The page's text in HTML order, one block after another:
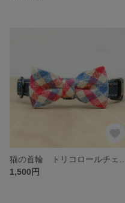
1,500円